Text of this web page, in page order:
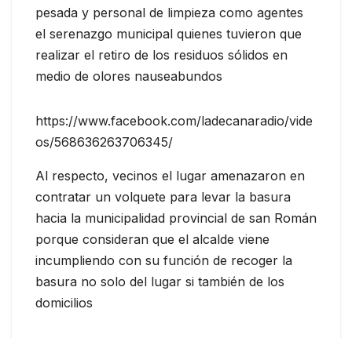
pesada y personal de limpieza como agentes
el serenazgo municipal quienes tuvieron que
realizar el retiro de los residuos sólidos en
medio de olores nauseabundos
https://www.facebook.com/ladecanaradio/vide
os/568636263706345/
Al respecto, vecinos el lugar amenazaron en
contratar un volquete para levar la basura
hacia la municipalidad provincial de san Román
porque consideran que el alcalde viene
incumpliendo con su función de recoger la
basura no solo del lugar si también de los
domicilios